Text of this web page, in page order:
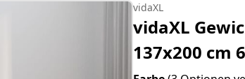
vidaXL
vidaXL
137x200 cm